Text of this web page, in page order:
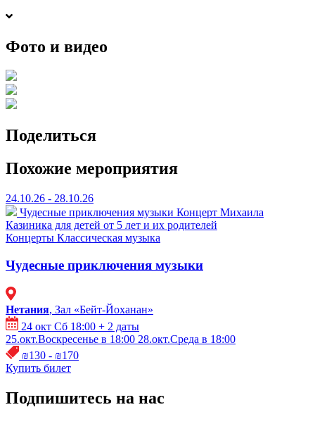
Фото и видео
Поделиться
Похожие мероприятия
24.10.26 - 28.10.26
Чудесные приключения музыки Концерт Михаила
Казиника для детей от 5 лет и их родителей
Концерты Классическая музыка
Чудесные приключения музыки
Нетания, Зал «Бейт-Йоханан»
24 окт Сб 18:00 + 2 даты
25.окт.Воскресенье в 18:00 28.окт.Среда в 18:00
₪130 - ₪170
Купить билет
Подпишитесь на нас